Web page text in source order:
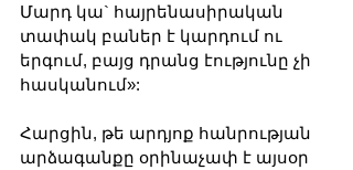
Մարդ կա` հայրենասիրական
տափակ բաներ է կարդում ու
երգում, բայց դրանց էությունը չի
հասկանում»:
Հարցին, թե արդյոք հանրության
արձագանքը օրինաչափ է այսօր